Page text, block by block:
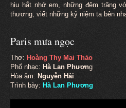
hiu hắt nhớ em, những đêm trăng
thương, viết những kỷ niệm ta bên
Paris mưa ngọc
Thơ: Hoàng Thy Mai Thảo
Phổ nhạc: Hà Lan Phương
Hòa âm: Nguyễn Hải
Trình bày: Hà Lan Phương